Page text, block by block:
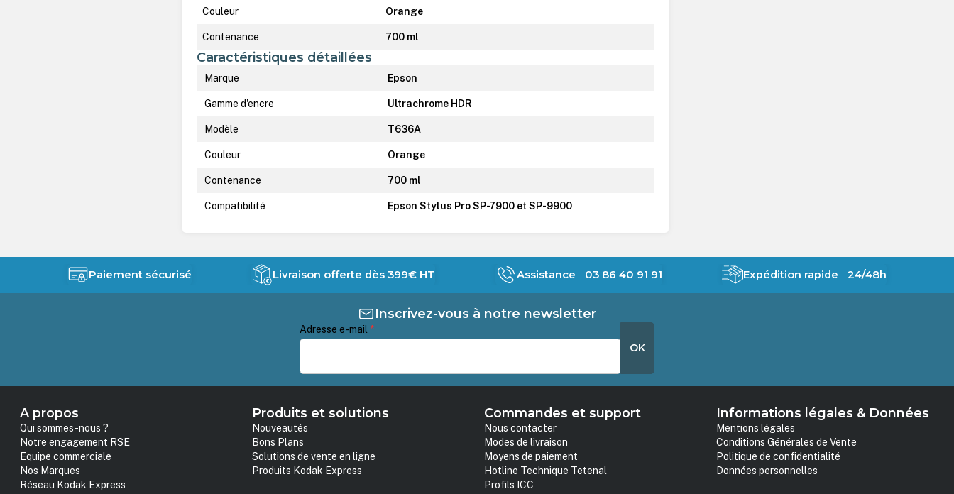
Couleur Orange
Contenance 700 ml
Caractéristiques détaillées
Marque Epson
Gamme d'encre Ultrachrome HDR
Modèle T636A
Couleur Orange
Contenance 700 ml
Compatibilité Epson Stylus Pro SP-7900 et SP-9900
Paiement sécurisé Livraison offerte dès 399€ HT Assistance 03 86 40 91 91 Expédition rapide 24/48h
Inscrivez-vous à notre newsletter
Adresse e-mail *
OK
A propos
Qui sommes-nous ?
Notre engagement RSE
Equipe commerciale
Nos Marques
Réseau Kodak Express
Produits et solutions
Nouveautés
Bons Plans
Solutions de vente en ligne
Produits Kodak Express
Commandes et support
Nous contacter
Modes de livraison
Moyens de paiement
Hotline Technique Tetenal
Profils ICC
Informations légales & Données
Mentions légales
Conditions Générales de Vente
Politique de confidentialité
Données personnelles